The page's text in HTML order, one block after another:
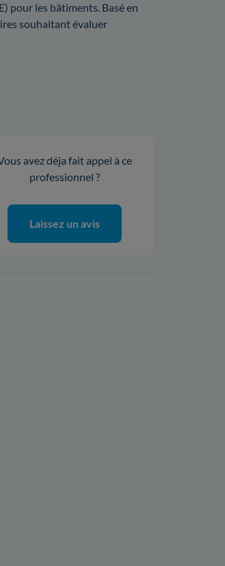
pour les bâtiments. Basé en
souhaitant évaluer
avez déja fait appel à ce
professionnel ?
Laissez un avis